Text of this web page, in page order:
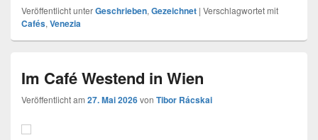
Veröffentlicht unterGeschrieben,Gezeichnet | Verschlagwortet mit
Cafés,Venezia
Im Café Westend in Wien
Veröffentlicht am 27. Mai 2026von Tibor Rácskai